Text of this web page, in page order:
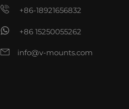
+86-18921656832
+86 15250055262
info@v-mounts.com